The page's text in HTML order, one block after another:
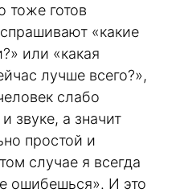
тоже готов
«какие
или «какая
лучше всего?»,
слабо
звуке, а значит
простой и
случае я всегда
ошибешься». И это